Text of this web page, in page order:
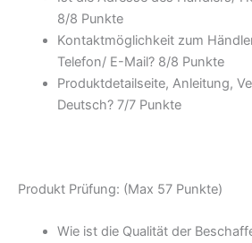
8/8 Punkte
Kontaktmöglichkeit zum
Telefon/ E-Mail? 8/8 Punkte
Produktdetailseite, Anleitung,
Deutsch? 7/7 Punkte
Produkt Prüfung: (Max 57 Punkte)
Wie ist die Qualität der